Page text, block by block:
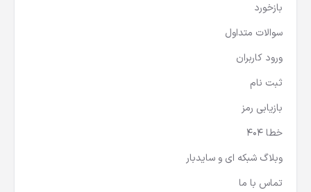
بازخورد
سوالات متداول
ورود کاربران
ثبت نام
بازیابی رمز
خطا 404
وبلاگ شبکه ای و سایدبار
تماس با ما